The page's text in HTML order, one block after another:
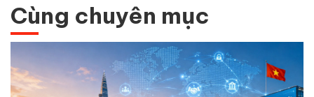
Cùng chuyên mục